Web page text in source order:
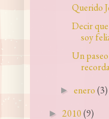
Querido
Decir
soy
Un
►enero(3)
► 2010(9)